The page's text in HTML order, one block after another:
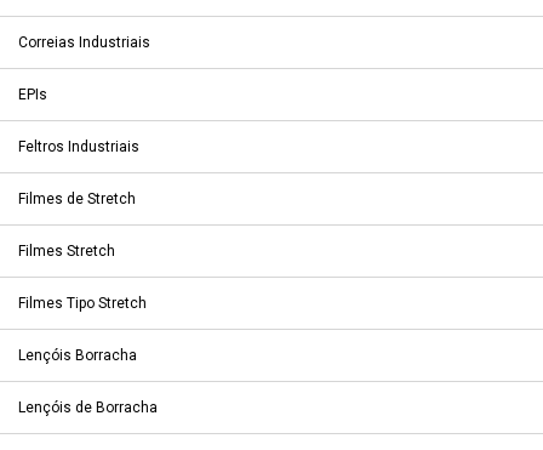
Correias Industriais
EPIs
Feltros Industriais
Filmes de Stretch
Filmes Stretch
Filmes Tipo Stretch
Lençóis Borracha
Lençóis de Borracha